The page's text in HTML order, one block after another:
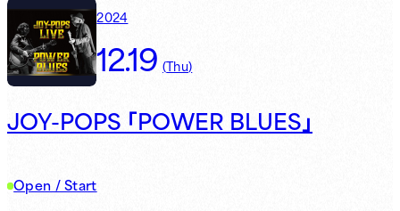
2024
12.19 (Thu)
JOY-POPS 「POWER BLUES」
Open / Start